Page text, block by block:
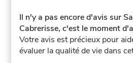
Il n'y a pas encore d'avis sur
Cabrerisse, c'est le moment
Votre avis est précieux pour
évaluer la qualité de vie dans